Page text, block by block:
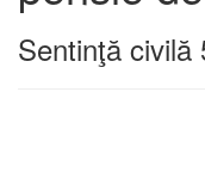
Sentinţă civilă